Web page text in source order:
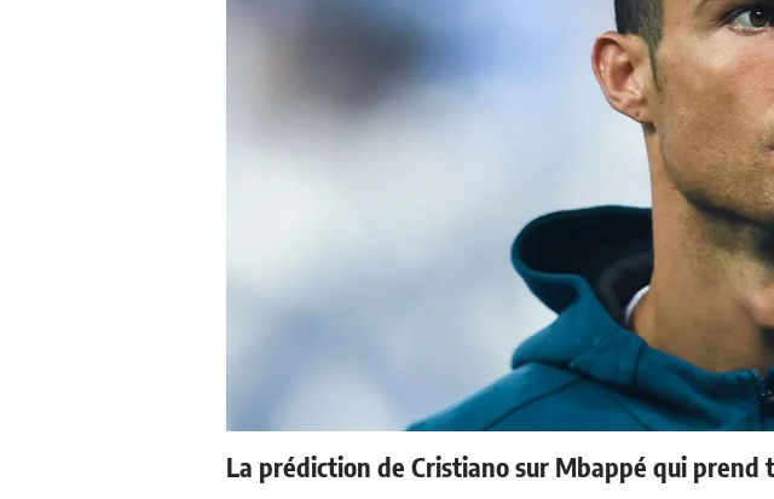
La prédiction de Cristiano sur Mbappé qui prend